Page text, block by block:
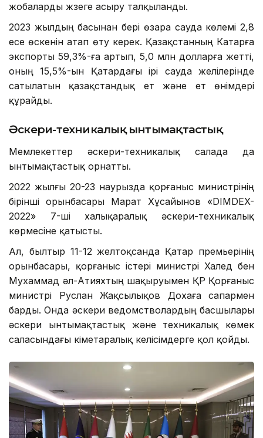
жобаларды жүзеге асыру талқыланды.
2023 жылдың басынан бері өзара сауда көлемі 2,8
есе өскенін атап өту керек. Қазақстанның Катарға
экспорты 59,3%-ға артып, 5,0 млн долларға жетті,
оның 15,5%-ын Қатардағы ірі сауда желілерінде
сатылатын қазақстандық ет және ет өнімдері
құрайды.
Әскери-техникалық ынтымақтастық
Мемлекеттер әскери-техникалық салада да
ынтымақтастық орнатты.
2022 жылғы 20-23 наурызда қорғаныс министрінің
бірінші орынбасары Марат Хұсайынов «DIMDEX-
2022» 7-ші халықаралық әскери-техникалық
көрмесіне қатысты.
Ал, былтыр 11-12 желтоқсанда Қатар премьерінің
орынбасары, қорғаныс істері министрі Халед бен
Мухаммад әл-Атияхтың шақыруымен ҚР Қорғаныс
министрі Руслан Жақсылықов Дохаға сапармен
барды. Онда әскери ведомстволардың басшылары
әскери ынтымақтастық және техникалық көмек
саласындағы үкіметаралық келісімдерге қол қойды.